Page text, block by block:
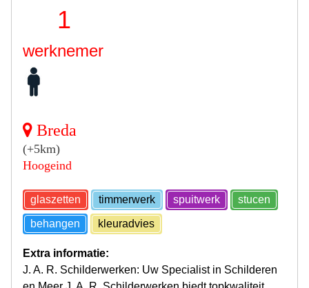
1
werknemer
Breda
(+5km)
Hoogeind
glaszetten timmerwerk spuitwerk stucen
behangen kleuradvies
Extra informatie:
J. A. R. Schilderwerken: Uw Specialist in Schilderen